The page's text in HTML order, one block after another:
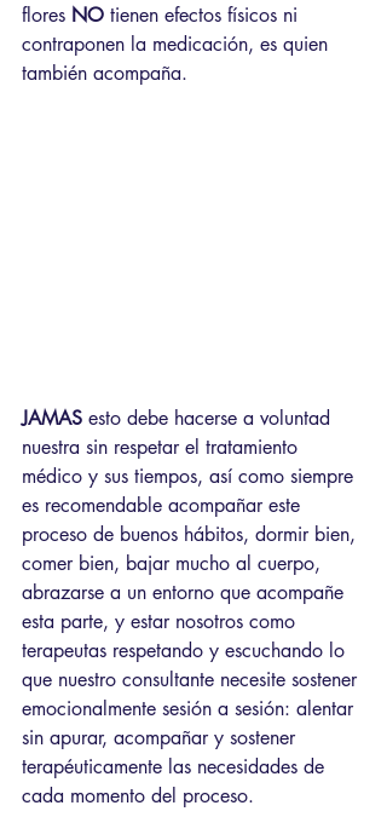
flores NO tienen efectos físicos ni
contraponen la medicación, es quien
también acompaña.
JAMAS esto debe hacerse a voluntad
nuestra sin respetar el tratamiento
médico y sus tiempos, así como siempre
es recomendable acompañar este
proceso de buenos hábitos, dormir bien,
comer bien, bajar mucho al cuerpo,
abrazarse a un entorno que acompañe
esta parte, y estar nosotros como
terapeutas respetando y escuchando lo
que nuestro consultante necesite sostener
emocionalmente sesión a sesión: alentar
sin apurar, acompañar y sostener
terapéuticamente las necesidades de
cada momento del proceso.